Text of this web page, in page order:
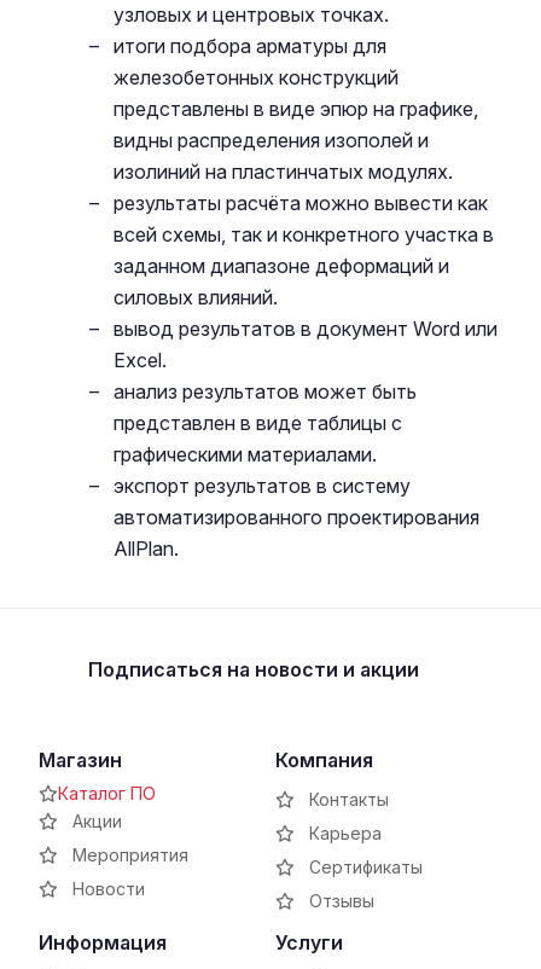
узловых и центровых точках.
итоги подбора арматуры для
железобетонных конструкций
представлены в виде эпюр на графике,
видны распределения изополей и
изолиний на пластинчатых модулях.
результаты расчёта можно вывести как
всей схемы, так и конкретного участка в
заданном диапазоне деформаций и
силовых влияний.
вывод результатов в документ Word или
Excel.
анализ результатов может быть
представлен в виде таблицы с
графическими материалами.
экспорт результатов в систему
автоматизированного проектирования
AllPlan.
Подписаться на новости и акции
Магазин
Каталог ПО
Акции
Мероприятия
Новости
Компания
Контакты
Карьера
Сертификаты
Отзывы
Информация Услуги